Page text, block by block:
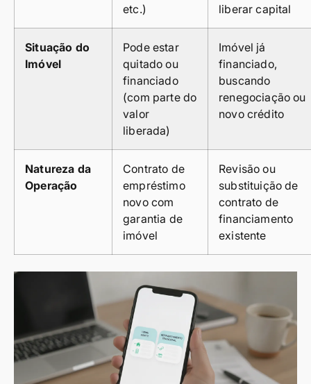
etc.)
liberar capital
Situação do
Imóvel
Pode estar
quitado ou
financiado
(com parte do
valor
liberada)
Imóvel já
financiado,
buscando
renegociação ou
novo crédito
Natureza da
Operação
Contrato de
empréstimo
novo com
garantia de
imóvel
Revisão ou
substituição de
contrato de
financiamento
existente